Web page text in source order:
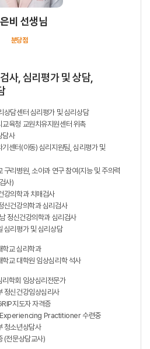
비 선생님
분당점
사, 심리평가 및 상담,
상담센터 심리평가 및 심리상담
교육청 교원치유지원센터 위촉
담사
기센터(아동) 심리지원팀, 심리평가 및
구리병원, 소아과 연구 참여(지능 및 주의력
사)
강의학과 치매검사
신건강의학과 심리검사
정신건강의학과 심리검사
심리평가 및 심리상담
학교 심리학과
학교 대학원 임상심리학 석사
리학회 임상심리전문가
정신건강임상심리사
지도자 자격증
Practitioner 수련중
청소년상담사
(전문상담교사)